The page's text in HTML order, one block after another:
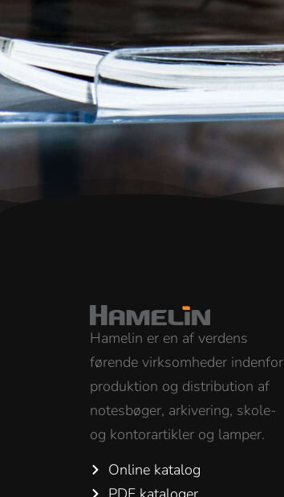
Hamelin er en af verdens
førende virksomheder indenfor
produktion og distribution af
notesbøger, arkivering, skole-
og kontorartikler og lamper.
Online katalog